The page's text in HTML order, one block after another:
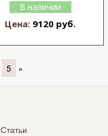
В наличии
Цена: 9120 руб.
5 »
Статьи